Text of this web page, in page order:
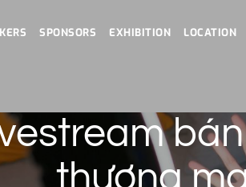
SPONSORS EXHIBITION LOCATION
thương